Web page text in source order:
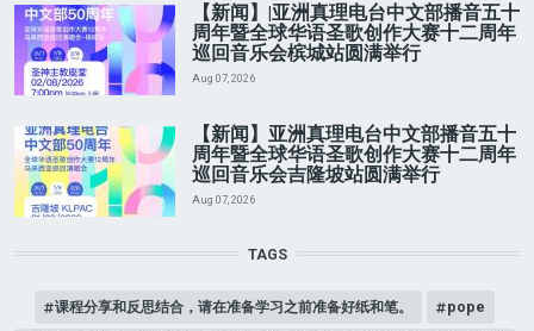
【新闻】|亚洲真理电台中文部播音五十
周年暨全球华语圣歌创作大赛十二周年
巡回音乐会槟城站圆满举行
Aug 07, 2026
【新闻】亚洲真理电台中文部播音五十
周年暨全球华语圣歌创作大赛十二周年
巡回音乐会吉隆坡站圆满举行
Aug 07, 2026
TAGS
课程分享和反思结合，请在准备学习之前准备好纸和笔。 pope